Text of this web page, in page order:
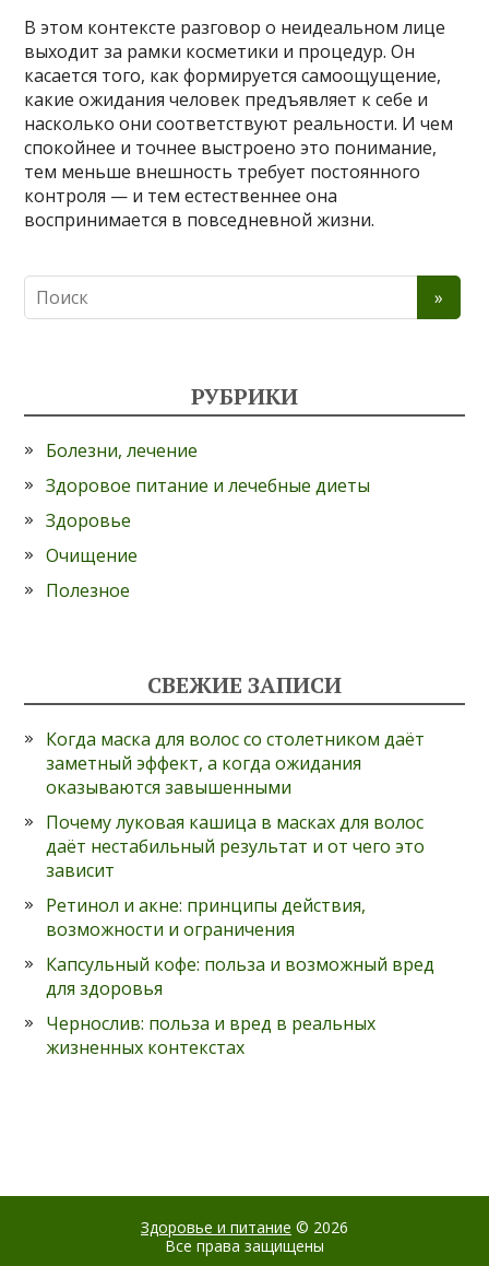
В этом контексте разговор о неидеальном лице
выходит за рамки косметики и процедур. Он
касается того, как формируется самоощущение,
какие ожидания человек предъявляет к себе и
насколько они соответствуют реальности. И чем
спокойнее и точнее выстроено это понимание,
тем меньше внешность требует постоянного
контроля — и тем естественнее она
воспринимается в повседневной жизни.
РУБРИКИ
Болезни, лечение
Здоровое питание и лечебные диеты
Здоровье
Очищение
Полезное
СВЕЖИЕ ЗАПИСИ
Когда маска для волос со столетником даёт
заметный эффект, а когда ожидания
оказываются завышенными
Почему луковая кашица в масках для волос
даёт нестабильный результат и от чего это
зависит
Ретинол и акне: принципы действия,
возможности и ограничения
Капсульный кофе: польза и возможный вред
для здоровья
Чернослив: польза и вред в реальных
жизненных контекстах
Здоровье и питание © 2026
Все права защищены